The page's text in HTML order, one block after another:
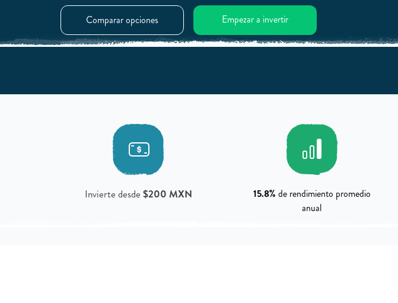
Comparar opciones Empezar a invertir
Invierte desde $200 MXN 15.8% de rendimiento promedio
anual